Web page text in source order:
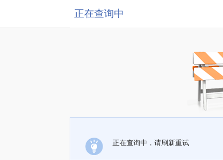
正在查询中
正在查询中，请刷新重试